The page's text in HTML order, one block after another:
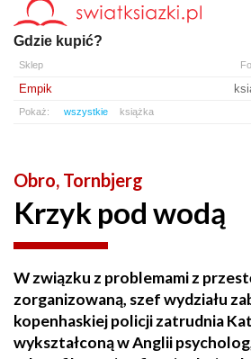
Gdzie kupić?
Sklep
Empik
Pokaż: wszystkie książka
Obro, Tornbjerg
Krzyk pod wodą
W związku z problemami z
zorganizowaną, szef wydziału
kopenhaskiej policji zatrudnia
wykształconą w Anglii